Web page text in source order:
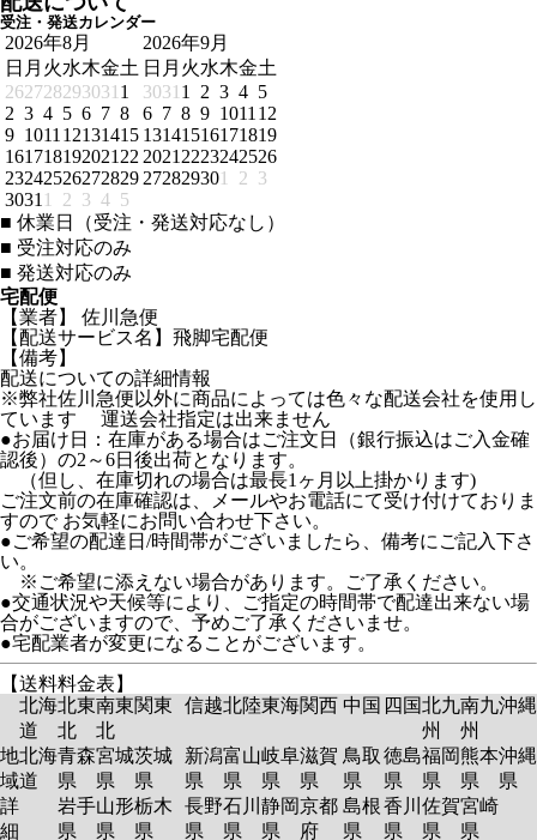
受注・発送カレンダー
2026年8月
日 月 火水木金土
262728293031 1
2 3 4 5 6 7 8
9 1011 12131415
161718192021 22
23242526272829
3031 1 2 3 4 5
2026年9月
日 月 火水木金土
3031 1 2 3 4 5
6 7 8 9 1011 12
13141516171819
2021 2223242526
272829301 2 3
■ 休業日（受注・発送対応なし）
■ 受注対応のみ
■ 発送対応のみ
宅配便
【業者】 佐川急便
【配送サービス名】飛脚宅配便
【備考】
配送についての詳細情報
※弊社佐川急便以外に商品によっては色々な配送会社を使用し
ています 運送会社指定は出来ません
●お届け日：在庫がある場合はご注文日（銀行振込はご入金確
認後）の2～6日後出荷となります。
（但し、在庫切れの場合は最長1ヶ月以上掛かります)
ご注文前の在庫確認は、メールやお電話にて受け付けておりま
すので お気軽にお問い合わせ下さい。
●ご希望の配達日/時間帯がございましたら、備考にご記入下さ
い。
※ご希望に添えない場合があります。ご了承ください。
●交通状況や天候等により、ご指定の時間帯で配達出来ない場
合がございますので、予めご了承くださいませ。
●宅配業者が変更になることがございます。
【送料料金表】
北海
道
北東
北
南東
北
関東 信越北陸東海関西 中国 四国北九
州
南九
州
沖縄
地
域
詳
細
北海
道
青森
県
岩手
県
宮城
県
山形
県
茨城
県
栃木
県
新潟
県
長野
県
富山
県
石川
県
岐阜
県
静岡
県
滋賀
県
京都
府
鳥取
県
島根
県
徳島
県
香川
県
福岡
県
佐賀
県
熊本
県
宮崎
県
沖縄
県